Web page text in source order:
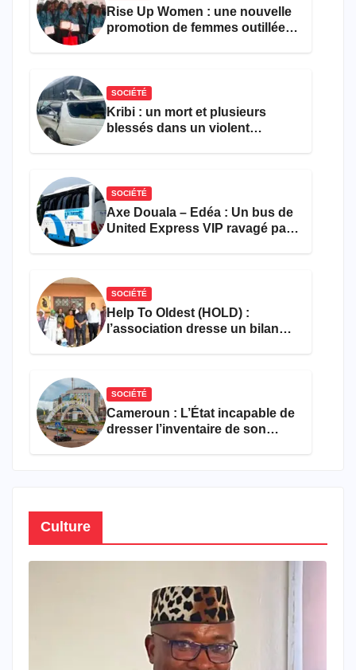
Rise Up Women : une nouvelle
promotion de femmes outillées
SOCIÉTÉ
Kribi : un mort et plusieurs
blessés dans un violent
SOCIÉTÉ
Axe Douala – Edéa : Un bus de
United Express VIP ravagé par
SOCIÉTÉ
Help To Oldest (HOLD) :
l’association dresse un bilan
SOCIÉTÉ
Cameroun : L’État incapable de
dresser l’inventaire de son
Culture